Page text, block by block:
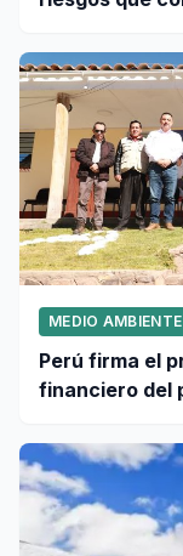
MEDIO AMBIENTE
Perú firma el
financiero del